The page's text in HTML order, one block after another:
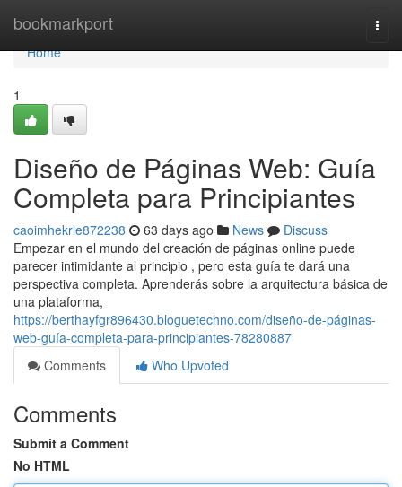
bookmarkport
Home
Home
1
Diseño de Páginas Web: Guía
Completa para Principiantes
caoimhekrle872238 63 days ago News
Discuss
Empezar en el mundo del creación de páginas online puede
parecer intimidante al principio , pero esta guía te dará una
perspectiva completa. Aprenderás sobre la arquitectura básica de
una plataforma,
https://berthayfgr896430.bloguetechno.com/diseño-de-páginas-
web-guía-completa-para-principiantes-78280887
Comments
Who Upvoted
Comments
Submit a Comment
No HTML